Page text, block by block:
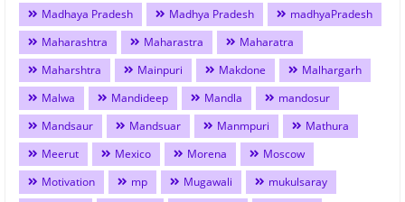
Madhaya Pradesh
Madhya Pradesh
madhyaPradesh
Maharashtra
Maharastra
Maharatra
Maharshtra
Mainpuri Makdone
Malhargarh
Malwa
Mandideep Mandla
mandosur
Mandsaur
Mandsuar Manmpuri
Mathura
Meerut
Mexico Morena
Moscow
Motivation
mp Mugawali
mukulsaray